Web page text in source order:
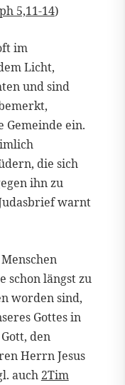
5,11-14)
im
Licht,
und sind
ein.
die sich
ihn zu
warnt
schon längst zu
worden sind,
Gottes in
den
Herrn Jesus
auch 2Tim